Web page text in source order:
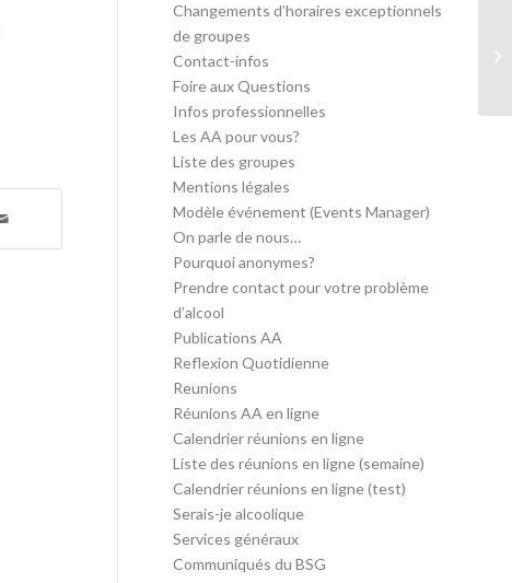
Changements d’horaires exceptionnels
de groupes
Contact-infos
Foire aux Questions
Infos professionnelles
Les AA pour vous?
Liste des groupes
Mentions légales
Modèle événement (Events Manager)
On parle de nous…
Pourquoi anonymes?
Prendre contact pour votre problème
d’alcool
Publications AA
Reflexion Quotidienne
Reunions
Réunions AA en ligne
Calendrier réunions en ligne
Liste des réunions en ligne (semaine)
Calendrier réunions en ligne (test)
Serais-je alcoolique
Services généraux
Communiqués du BSG